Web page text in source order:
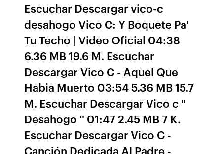
Escuchar Descargar vico-c
desahogo Vico C: Y Boquete Pa'
Tu Techo | Video Oficial 04:38
6.36 MB 19.6 M. Escuchar
Descargar Vico C - Aquel Que
Habia Muerto 03:54 5.36 MB 15.7
M. Escuchar Descargar Vico c ''
Desahogo '' 01:47 2.45 MB 7 K.
Escuchar Descargar Vico C -
Canción Dedicada Al Padre -